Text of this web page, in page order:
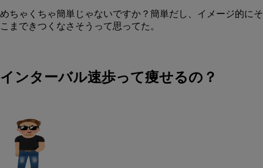
めちゃくちゃ簡単じゃないですか？簡単だし、イメージ的にそ
こまできつくなさそうって思ってた。
インターバル速歩って痩せるの？